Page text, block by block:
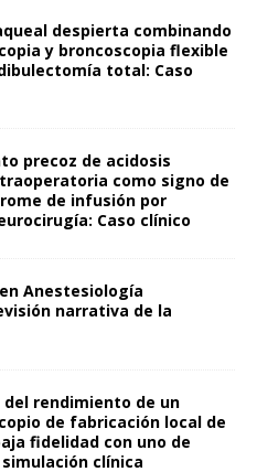
despierta combinando
y broncoscopia flexible
total: Caso
precoz de acidosis
como signo de
de infusión por
Caso clínico
Anestesiología
narrativa de la
rendimiento de un
de fabricación local de
fidelidad con uno de
clínica